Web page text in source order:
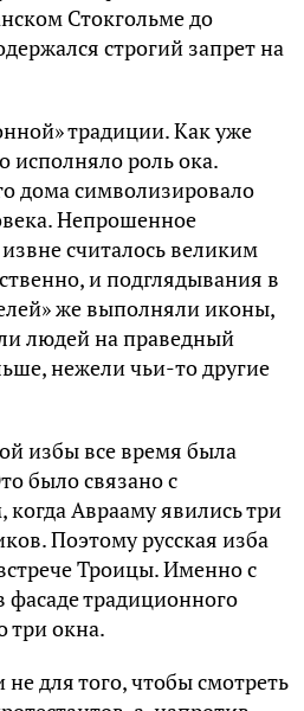
Стокгольме до
строгий запрет на
традиции. Как уже
исполняло роль ока.
дома символизировало
Непрошенное
считалось великим
и подглядывания в
же выполняли иконы,
людей на праведный
нежели чьи-то другие
избы все время была
было связано с
Аврааму явились три
Поэтому русская изба
Троицы. Именно с
фасаде традиционного
три окна.
для того, чтобы смотреть